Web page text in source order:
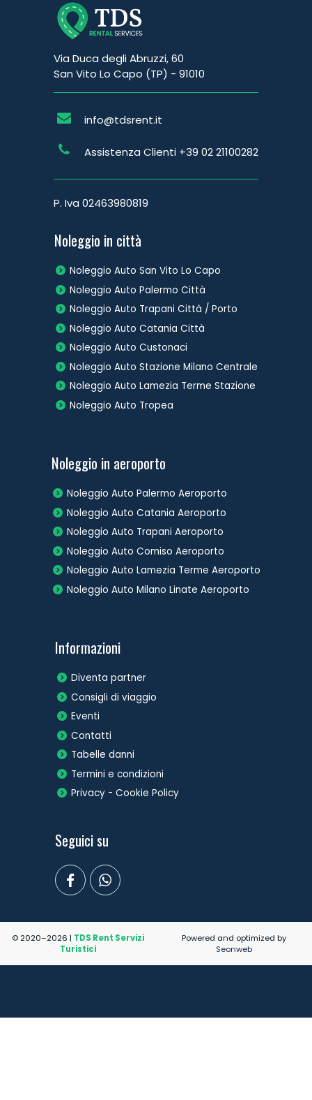
Via Duca degli Abruzzi, 60
San Vito Lo Capo (TP) - 91010
info@tdsrent.it
Assistenza Clienti +39 02 21100282
P. Iva 02463980819
Noleggio in città
Noleggio Auto San Vito Lo Capo
Noleggio Auto Palermo Città
Noleggio Auto Trapani Città / Porto
Noleggio Auto Catania Città
Noleggio Auto Custonaci
Noleggio Auto Stazione Milano Centrale
Noleggio Auto Lamezia Terme Stazione
Noleggio Auto Tropea
Noleggio in aeroporto
Noleggio Auto Palermo Aeroporto
Noleggio Auto Catania Aeroporto
Noleggio Auto Trapani Aeroporto
Noleggio Auto Comiso Aeroporto
Noleggio Auto Lamezia Terme Aeroporto
Noleggio Auto Milano Linate Aeroporto
Informazioni
Diventa partner
Consigli di viaggio
Eventi
Contatti
Tabelle danni
Termini e condizioni
Privacy - Cookie Policy
Seguici su
© 2020–2026 | TDS Rent Servizi
Turistici
Powered and optimized by
Seonweb